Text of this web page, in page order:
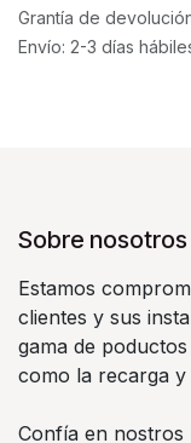
Grantía de
Envío: 2-3 días
Sobre nosotros
Estamos
clientes y sus
gama de
como la recarga y
Confía en nostros